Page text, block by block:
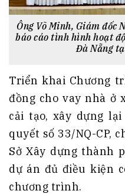
Ông Võ Minh, Giám đốc
báo cáo tình hình hoạt
Đà Nẵng
Triển khai Chương
đồng cho vay nhà ở
cải tạo, xây dựng
quyết số 33/NQ-CP,
Sở Xây dựng thành
dự án đủ điều kiện
chương trình.